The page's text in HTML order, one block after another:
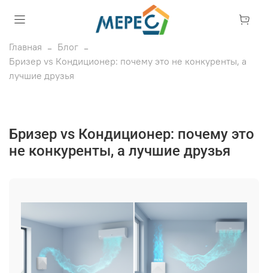
Главная
Блог
Бризер vs Кондиционер: почему это не конкуренты, а
лучшие друзья
Бризер vs Кондиционер: почему это
не конкуренты, а лучшие друзья